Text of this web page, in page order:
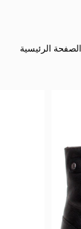
الصفحة الرئيسية